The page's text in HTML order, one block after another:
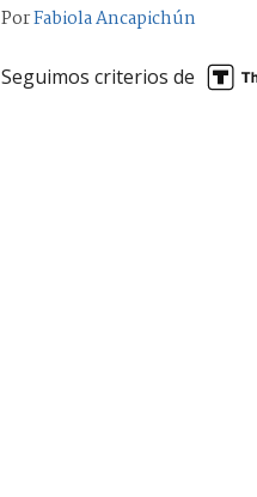
PorFabiola Ancapichún
Seguimos criterios de